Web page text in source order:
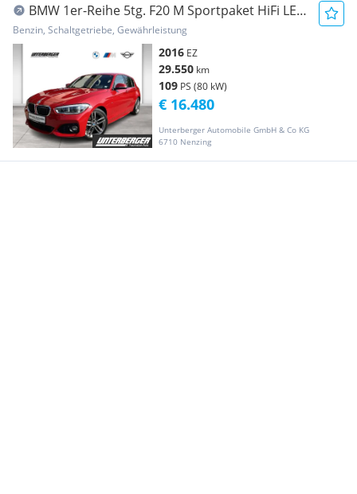
BMW 1er-Reihe 5tg. F20 M Sportpaket HiFi LED
RFK US...
Benzin, Schaltgetriebe, Gewährleistung
2016 EZ
29.550 km
109 PS (80 kW)
Unterberger Automobile GmbH & Co KG
6710 Nenzing
€ 16.480